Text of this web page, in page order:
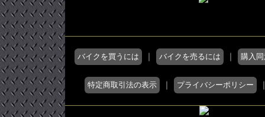
バイクを買うには バイクを売るには 購入
特定商取引法の表示 プライバシーポリシー